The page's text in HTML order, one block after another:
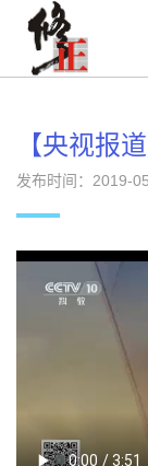
【央视报
发布时间：2019-